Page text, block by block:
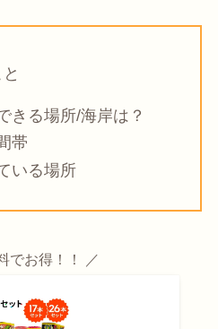
きる場所/海岸は？
帯
いる場所
でお得！！ ／